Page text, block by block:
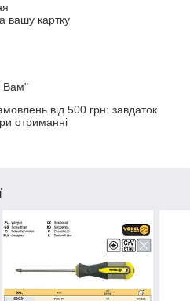
вашу картку
Вам"
від 500 грн: завдаток
отриманні